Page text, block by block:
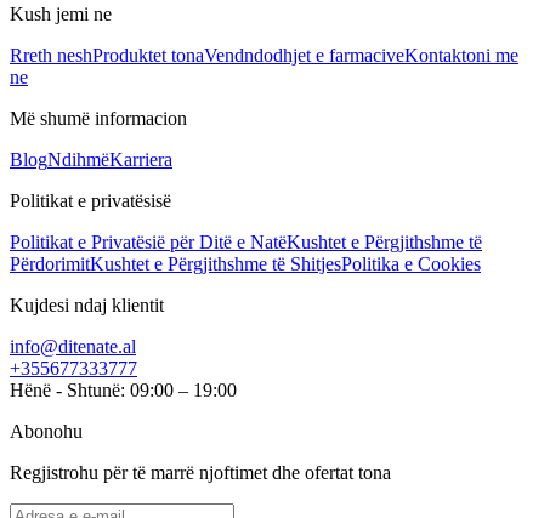
Kush jemi ne
Rreth neshProduktet tonaVendndodhjet e farmaciveKontaktoni me
ne
Më shumë informacion
BlogNdihmëKarriera
Politikat e privatësisë
Politikat e Privatësië për Ditë e NatëKushtet e Përgjithshme të
PërdorimitKushtet e Përgjithshme të ShitjesPolitika e Cookies
Kujdesi ndaj klientit
info@ditenate.al
+355677333777
Hënë - Shtunë: 09:00 – 19:00
Abonohu
Regjistrohu për të marrë njoftimet dhe ofertat tona